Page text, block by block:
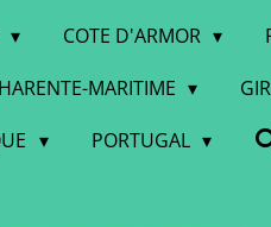
COTE D'ARMOR
MARITIME
PORTUGAL